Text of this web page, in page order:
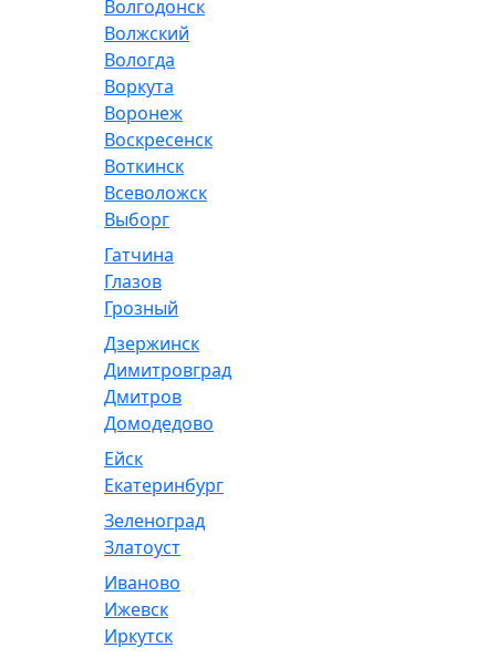
Волгодонск
Волжский
Вологда
Воркута
Воронеж
Воскресенск
Воткинск
Всеволожск
Выборг
Гатчина
Глазов
Грозный
Дзержинск
Димитровград
Дмитров
Домодедово
Ейск
Екатеринбург
Зеленоград
Златоуст
Иваново
Ижевск
Иркутск